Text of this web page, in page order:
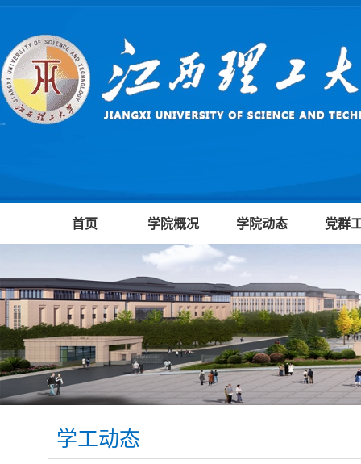
首页 学院概况 学院动态 党群
学工动态